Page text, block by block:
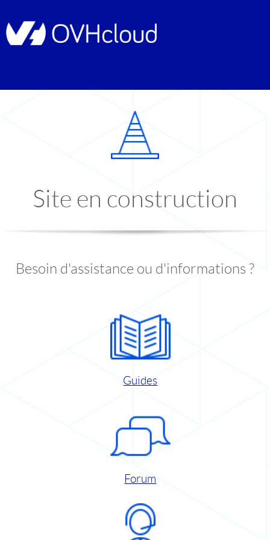
Site en construction
Besoin d'assistance ou d'informations ?
Guides
Forum